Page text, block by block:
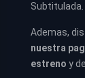
Subtitulada.
Ademas,
nuestra
estreno y del